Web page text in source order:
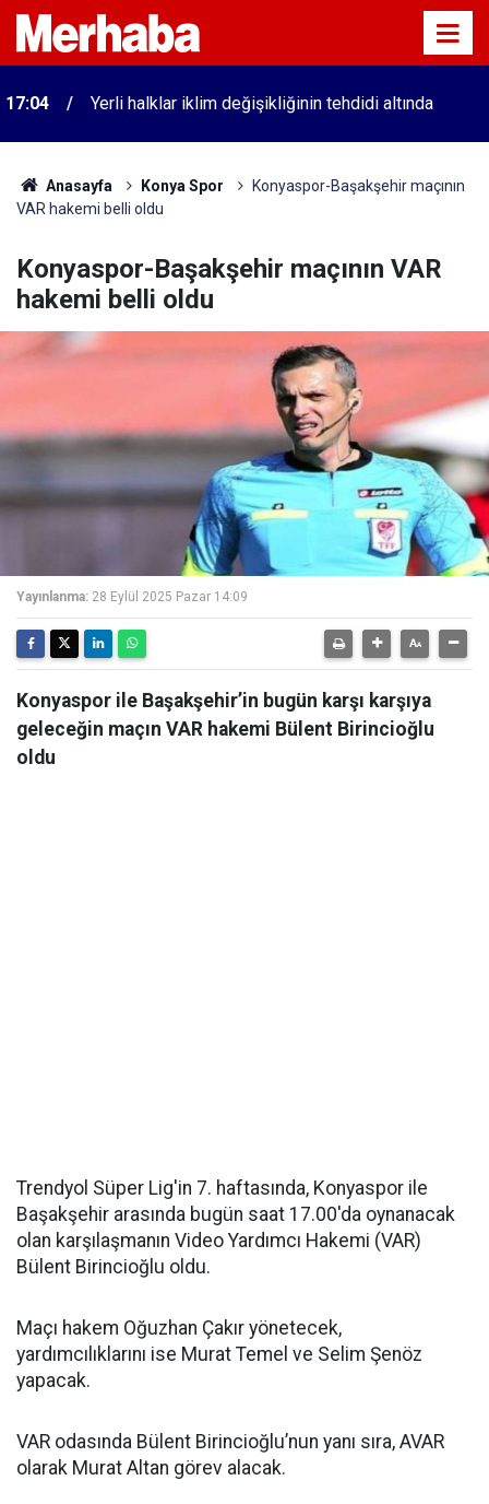
17:04 Yerli halklar iklim değişikliğinin tehdidi altında
Anasayfa Konya Spor
Konyaspor-Başakşehir maçının
VAR hakemi belli oldu
Konyaspor-Başakşehir maçının VAR
hakemi belli oldu
Yayınlanma: 28 Eylül 2025 Pazar 14:09
Konyaspor ile Başakşehir’in bugün karşı karşıya
geleceğin maçın VAR hakemi Bülent Birincioğlu
oldu
Trendyol Süper Lig'in 7. haftasında, Konyaspor ile
Başakşehir arasında bugün saat 17.00'da oynanacak
olan karşılaşmanın Video Yardımcı Hakemi (VAR)
Bülent Birincioğlu oldu.
Maçı hakem Oğuzhan Çakır yönetecek,
yardımcılıklarını ise Murat Temel ve Selim Şenöz
yapacak.
VAR odasında Bülent Birincioğlu’nun yanı sıra, AVAR
olarak Murat Altan görev alacak.